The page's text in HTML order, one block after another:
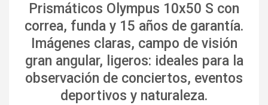
Prismáticos Olympus 10x50 S con
correa, funda y 15 años de garantía.
Imágenes claras, campo de visión
gran angular, ligeros: ideales para la
observación de conciertos, eventos
deportivos y naturaleza.